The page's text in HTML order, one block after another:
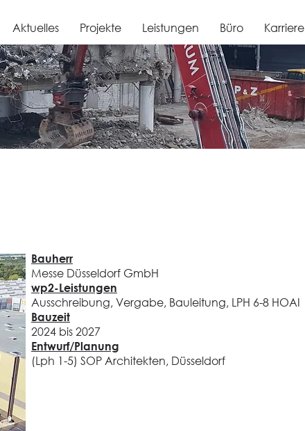
Aktuelles Projekte Leistungen Büro Karriere
Bauherr
Messe Düsseldorf GmbH
wp2-Leistungen
Ausschreibung, Vergabe, Bauleitung, LPH 6-8 HOAI
Bauzeit
2024 bis 2027
Entwurf/Planung
(Lph 1-5) SOP Architekten, Düsseldorf